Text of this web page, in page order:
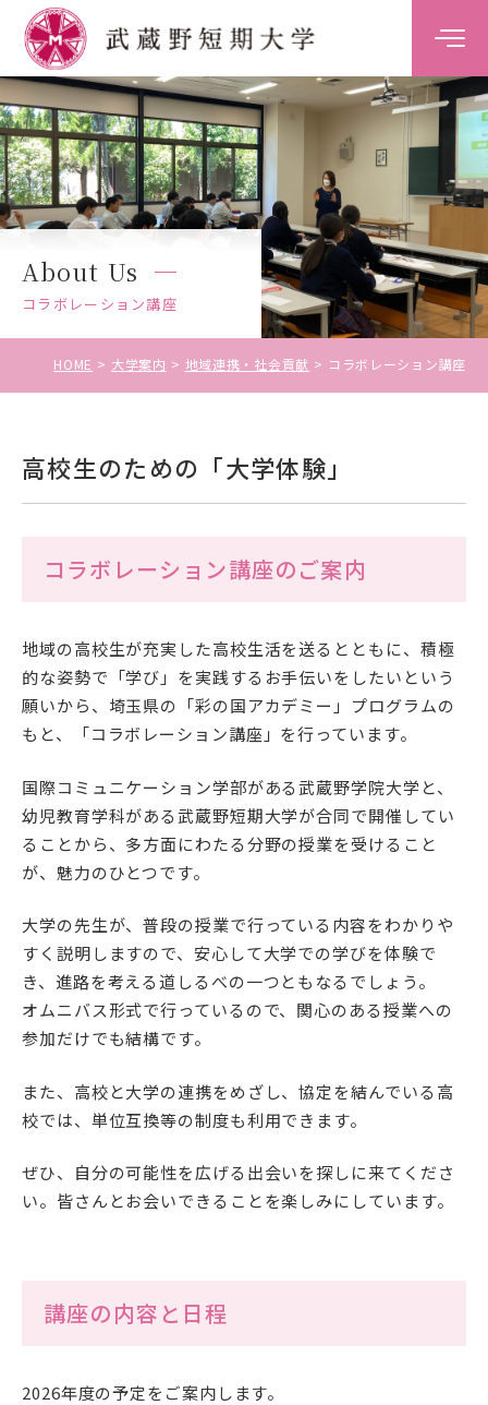
大学案内
学科案内
キャンパスライフ
キャリア・就職支援
入試情報
受験生の方
卒業生の方
一般の方
企業の方
資料請求・お問い合わせ
アクセス サイトマップ
情報公開Ⅰ 情報公開Ⅱ
About Us
コラボレーション講座
HOME 大学案内 地域連携・社会貢献 コラボレーション講座
高校生のための「大学体験」
コラボレーション講座のご案内
地域の高校生が充実した高校生活を送るとともに、積極
的な姿勢で「学び」を実践するお手伝いをしたいという
願いから、埼玉県の「彩の国アカデミー」プログラムの
もと、「コラボレーション講座」を行っています。
国際コミュニケーション学部がある武蔵野学院大学と、
幼児教育学科がある武蔵野短期大学が合同で開催してい
ることから、多方面にわたる分野の授業を受けること
が、魅力のひとつです。
大学の先生が、普段の授業で行っている内容をわかりや
すく説明しますので、安心して大学での学びを体験で
き、進路を考える道しるべの一つともなるでしょう。
オムニバス形式で行っているので、関心のある授業への
参加だけでも結構です。
また、高校と大学の連携をめざし、協定を結んでいる高
校では、単位互換等の制度も利用できます。
ぜひ、自分の可能性を広げる出会いを探しに来てくださ
い。皆さんとお会いできることを楽しみにしています。
講座の内容と日程
2026年度の予定をご案内します。